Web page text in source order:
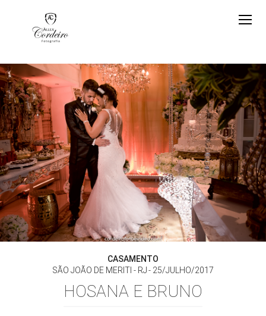
CASAMENTO
SÃO JOÃO DE MERITI - RJ
25/JULHO/2017
HOSANA E BRUNO